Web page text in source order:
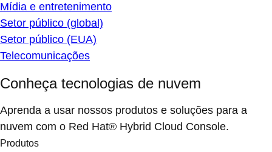
Mídia e entretenimento
Setor público (global)
Setor público (EUA)
Telecomunicações
Conheça tecnologias de nuvem
Aprenda a usar nossos produtos e soluções para a
nuvem com o Red Hat® Hybrid Cloud Console.
Produtos